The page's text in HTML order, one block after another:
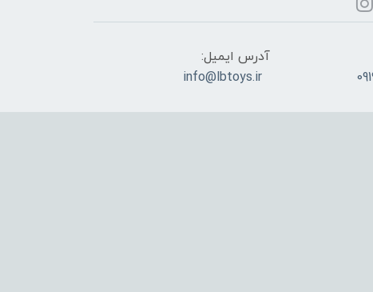
آدرس ایمیل:
info@lbtoys.ir